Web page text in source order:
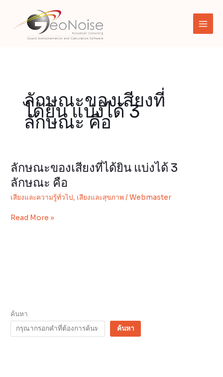
content
ลักษณะของเสียงที่
ได้ยิน แบ่งได้ 3
ลักษณะ คือ
ลักษณะของเสียงที่ได้ยิน แบ่งได้ 3
ลักษณะ คือ
เสียงและความรู้ทั่วไป, เสียงและสุขภาพ /Webmaster
ลักษณะ
ของ
เสียง
ที่
แบ่ง
Read More »
ค้นหา
ค้นหา